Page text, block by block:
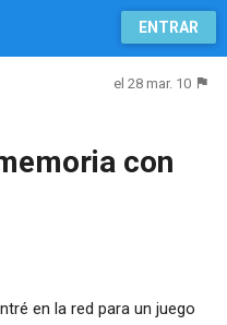
ENTRAR
el 28 mar. 10
con
en la red para un juego